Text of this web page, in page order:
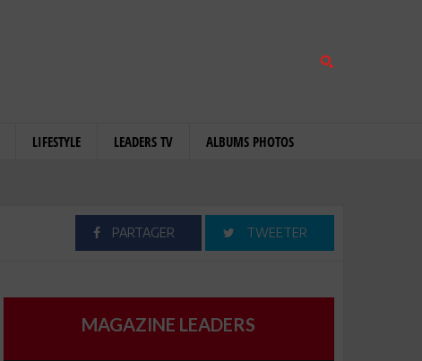
LIFESTYLE LEADERS TV ALBUMS PHOTOS
PARTAGER TWEETER
MAGAZINE LEADERS